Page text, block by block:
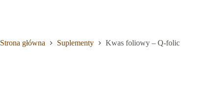
Strona główna Suplementy Kwas foliowy – Q-folic